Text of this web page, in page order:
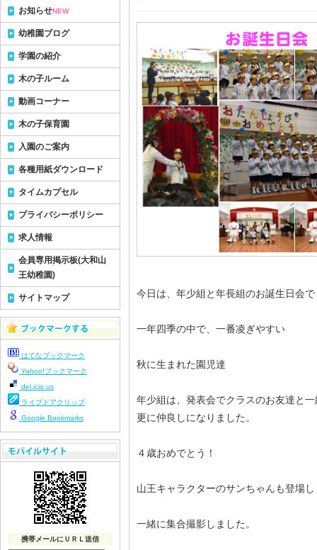
今日は、年少組と年長組のお誕生日会
一年四季の中で、一番凌ぎやすい
秋に生まれた園児達
年少組は、発表会でクラスのお友達と
更に仲良しになりました。
４歳おめでとう！
山王キャラクターのサンちゃんも登場し
一緒に集合撮影しました。
お知らせNEW
幼稚園ブログ
学園の紹介
木の子ルーム
動画コーナー
木の子保育園
入園のご案内
各種用紙ダウンロード
タイムカプセル
プライバシーポリシー
求人情報
会員専用掲示板(大和山
王幼稚園)
サイトマップ
はてなブックマーク
Yahoo!ブックマーク
del.icio.us
ライブドアクリップ
Google Bookmarks
携帯メールにＵＲＬ送信